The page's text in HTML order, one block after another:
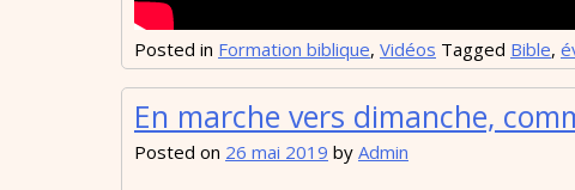
Posted in Formation biblique, Vidéos Tagged Bible,
En marche vers dimanche,
Posted on 26 mai 2019 by Admin